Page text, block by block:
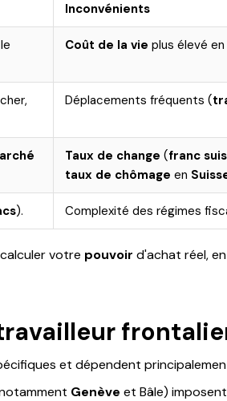
Inconvénients
Coût de la vie plus élevé en
Déplacements fréquents (
Taux de change (franc
taux de chômage en
). Complexité des régimes
votre pouvoir d'achat réel,
et dépendent
Genève et Bâle)